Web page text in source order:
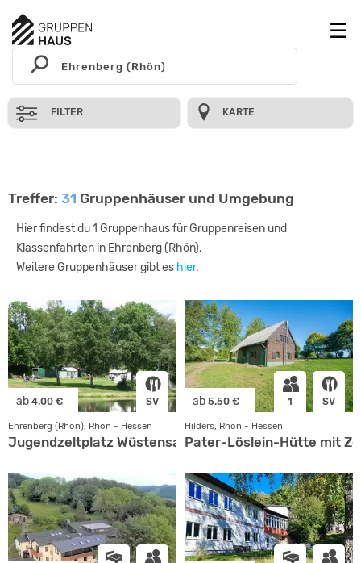
FILTER KARTE
Treffer: 31 Gruppenhäuser und Umgebung
Hier findest du 1 Gruppenhaus für Gruppenreisen und
Klassenfahrten in Ehrenberg (Rhön).
Weitere Gruppenhäuser gibt es hier.
ab 4.00 € SV
Ehrenberg (Rhön), Rhön - Hessen
Jugendzeltplatz Wüstensachsen
ab 5.50 € 1 SV
Hilders, Rhön - Hessen
Pater-Löslein-Hütte mit